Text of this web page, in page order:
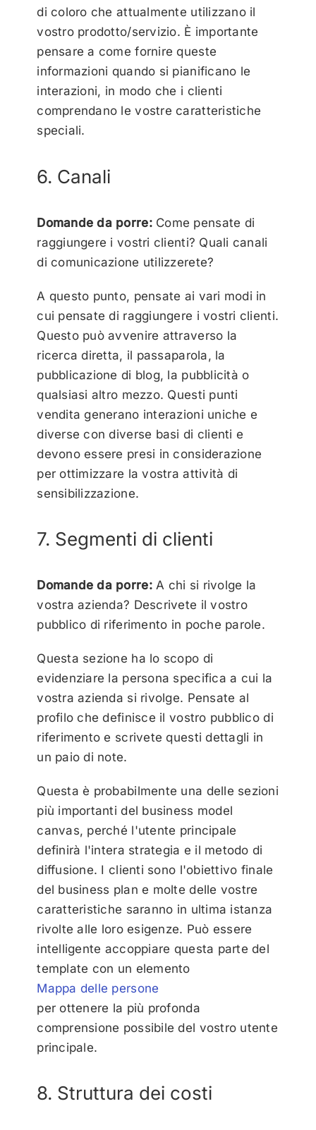
di coloro che attualmente utilizzano il
vostro prodotto/servizio. È importante
pensare a come fornire queste
informazioni quando si pianificano le
interazioni, in modo che i clienti
comprendano le vostre caratteristiche
speciali.
6. Canali
Domande da porre:Come pensate di
raggiungere i vostri clienti? Quali canali
di comunicazione utilizzerete?
A questo punto, pensate ai vari modi in
cui pensate di raggiungere i vostri clienti.
Questo può avvenire attraverso la
ricerca diretta, il passaparola, la
pubblicazione di blog, la pubblicità o
qualsiasi altro mezzo. Questi punti
vendita generano interazioni uniche e
diverse con diverse basi di clienti e
devono essere presi in considerazione
per ottimizzare la vostra attività di
sensibilizzazione.
7. Segmenti di clienti
Domande da porre:A chi si rivolge la
vostra azienda? Descrivete il vostro
pubblico di riferimento in poche parole.
Questa sezione ha lo scopo di
evidenziare la persona specifica a cui la
vostra azienda si rivolge. Pensate al
profilo che definisce il vostro pubblico di
riferimento e scrivete questi dettagli in
un paio di note.
Questa è probabilmente una delle sezioni
più importanti del business model
canvas, perché l'utente principale
definirà l'intera strategia e il metodo di
diffusione. I clienti sono l'obiettivo finale
del business plan e molte delle vostre
caratteristiche saranno in ultima istanza
rivolte alle loro esigenze. Può essere
intelligente accoppiare questa parte del
template con un elemento
Mappa delle persone
per ottenere la più profonda
comprensione possibile del vostro utente
principale.
8. Struttura dei costi